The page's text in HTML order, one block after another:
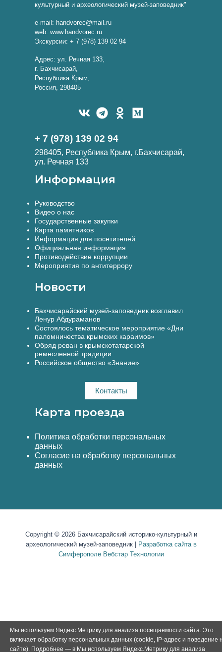
культурный и археологический музей-заповедник"
e-mail: handvorec@mail.ru
web: www.handvorec.ru
Экскурсии: + 7 (978) 139 02 94
Адрес: ул. Речная 133,
г. Бахчисарай,
Республика Крым,
Россия, 298405
+ 7 (978) 139 02 94
298405, Республика Крым, г.Бахчисарай,
ул. Речная 133
Информация
Руководство
Видео о нас
Государственные закупки
Карта памятников
Информация для посетителей
Официальная информация
Противодействие коррупции
Мероприятия по антитеррору
Новости
Бахчисарайский музей-заповедник возглавил
Ленур Абдураманов
Состоялось тематическое мероприятие «Дни
паломничества крымских караимов»
Обряд реван в крымскотатарской
ремесленной традиции
Российское общество «Знание»
Контакты
Карта проезда
Политика обработки персональных
данных
Согласие на обработку персональных
данных
Copyright © 2026 Бахчисарайский историко-культурный и
археологический музей-заповедник |
Разработка сайта в
Симферополе Вебстар Технологии
Мы используем Яндекс.Метрику для анализа посещаемости сайта. Это
включает обработку персональных данных (cookie, IP-адрес и поведение
сайте). Подробнее — в Мы используем Яндекс.Метрику для анализа